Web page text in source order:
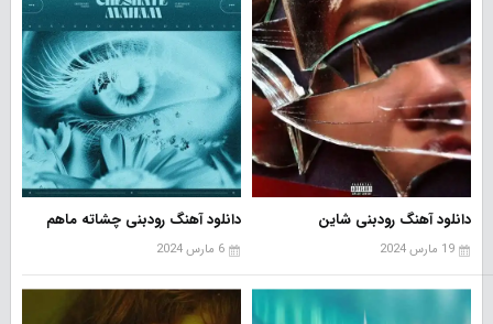
دانلود آهنگ رودبنی شاین
19 مارس 2024
دانلود آهنگ رودبنی چشاته ماهم
6 مارس 2024